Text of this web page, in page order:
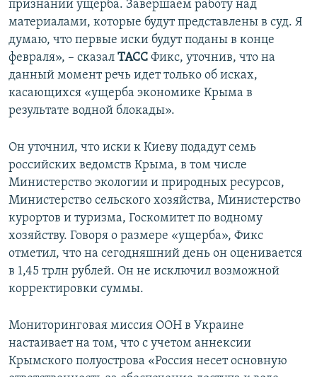
признании ущерба. Завершаем работу над
материалами, которые будут представлены в суд. Я
думаю, что первые иски будут поданы в конце
февраля», – сказал ТАСС Фикс, уточнив, что на
данный момент речь идет только об исках,
касающихся «ущерба экономике Крыма в
результате водной блокады».
Он уточнил, что иски к Киеву подадут семь
российских ведомств Крыма, в том числе
Министерство экологии и природных ресурсов,
Министерство сельского хозяйства, Министерство
курортов и туризма, Госкомитет по водному
хозяйству. Говоря о размере «ущерба», Фикс
отметил, что на сегодняшний день он оценивается
в 1,45 трлн рублей. Он не исключил возможной
корректировки суммы.
Мониторинговая миссия ООН в Украине
настаивает на том, что с учетом аннексии
Крымского полуострова «Россия несет основную